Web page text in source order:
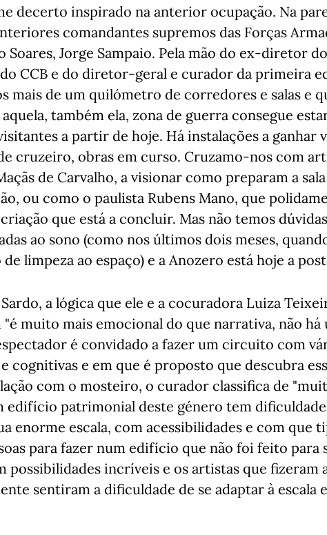
decerto inspirado na anterior ocupação. Na
comandantes supremos das Forças
Soares, Jorge Sampaio. Pela mão do ex-diretor
CCB e do diretor-geral e curador da primeira
mais de um quilómetro de corredores e salas e
também ela, zona de guerra consegue
a partir de hoje. Há instalações a ganhar
cruzeiro, obras em curso. Cruzamo-nos com
de Carvalho, a visionar como preparam a
ou como o paulista Rubens Mano, que
que está a concluir. Mas não temos
ao sono (como nos últimos dois meses,
limpeza ao espaço) e a Anozero está hoje a
a lógica que ele e a cocuradora Luiza
muito mais emocional do que narrativa, não há
é convidado a fazer um circuito com
cognitivas e em que é proposto que descubra
com o mosteiro, o curador classifica de
edifício patrimonial deste género tem
enorme escala, com acessibilidades e com que
para fazer num edifício que não foi feito para
possibilidades incríveis e os artistas que fizeram
sentiram a dificuldade de se adaptar à escala